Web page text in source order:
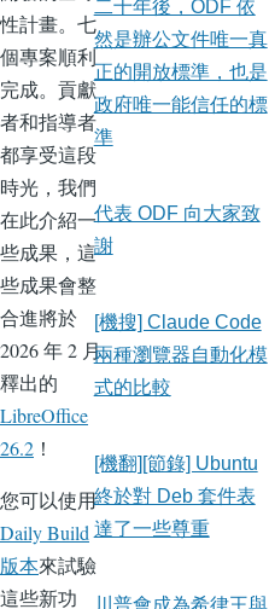
性計畫。七
個專案順利
完成。貢獻
者和指導者
都享受這段
時光，我們
在此介紹一
些成果，這
些成果會整
合進將於
2026 年 2 月
釋出的
LibreOffice
26.2 ！
您可以使用
Daily Build
版本來試驗
這些新功
二十年後，ODF 依
然是辦公文件唯一真
正的開放標準，也是
政府唯一能信任的標
準
代表 ODF 向大家致
謝
[機搜] Claude Code
兩種瀏覽器自動化模
式的比較
[機翻][節錄] Ubuntu
終於對 Deb 套件表
達了一些尊重